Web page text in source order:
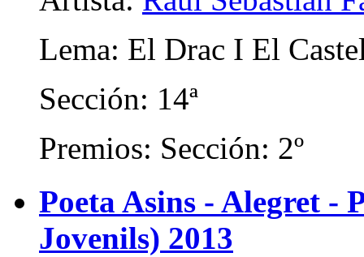
Lema: El Drac I El
Sección: 14ª
Premios: Sección: 2º
Poeta Asins - Alegret -
Jovenils) 2013